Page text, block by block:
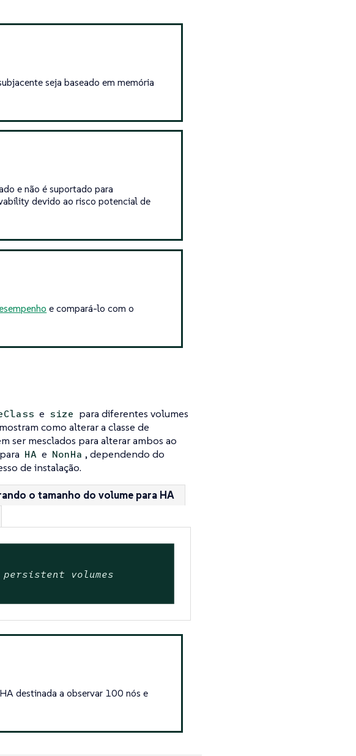
seja baseado em memória
e não é suportado para
devido ao risco potencial de
e compará-lo com o
e size para diferentes volumes
como alterar a classe de
ser mesclados para alterar ambos ao
HA e NonHa , dependendo do
de instalação.
o tamanho do volume para HA
volumes
destinada a observar 100 nós e